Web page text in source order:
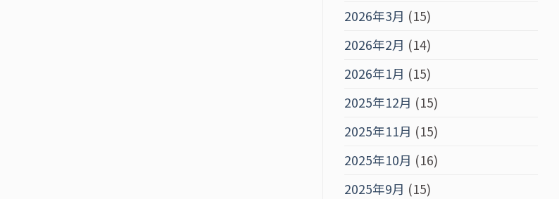
2026年3月 (15)
2026年2月 (14)
2026年1月 (15)
2025年12月 (15)
2025年11月 (15)
2025年10月 (16)
2025年9月 (15)